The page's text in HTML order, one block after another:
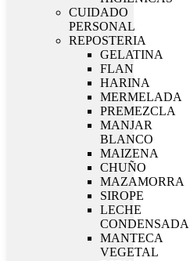
CUIDADO
PERSONAL
REPOSTERIA
GELATINA
FLAN
HARINA
MERMELADA
PREMEZCLA
MANJAR
BLANCO
MAIZENA
CHUÑO
MAZAMORRA
SIROPE
LECHE
CONDENSADA
MANTECA
VEGETAL